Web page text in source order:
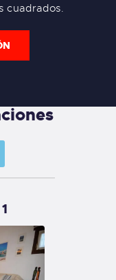
cuadrados.